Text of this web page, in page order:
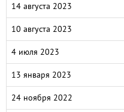
14 августа 2023
10 августа 2023
4 июля 2023
13 января 2023
24 ноября 2022